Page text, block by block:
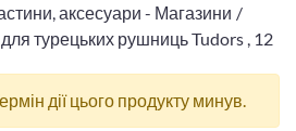
аксесуари - Магазини
турецьких рушниць Tudors , 12
дії цього продукту минув.